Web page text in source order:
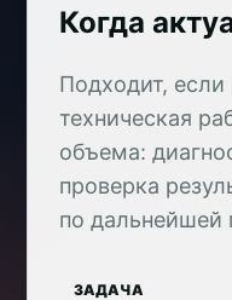
Когда
Подходит, если
техническая
объема:
проверка
по дальнейшей
ЗАДАЧА